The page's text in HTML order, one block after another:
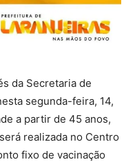
da Secretaria de
segunda-feira, 14,
a partir de 45 anos,
realizada no Centro
fixo de vacinação